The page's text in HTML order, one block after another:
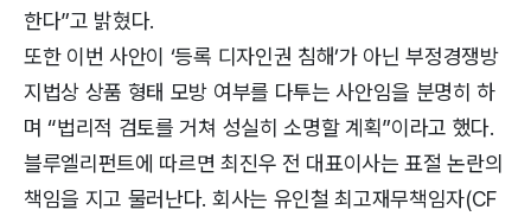
한다”고 밝혔다.
또한 이번 사안이 ‘등록 디자인권 침해’가 아닌 부정경쟁방
지법상 상품 형태 모방 여부를 다투는 사안임을 분명히 하
며 “법리적 검토를 거쳐 성실히 소명할 계획”이라고 했다.
블루엘리펀트에 따르면 최진우 전 대표이사는 표절 논란의
책임을 지고 물러난다. 회사는 유인철 최고재무책임자(CF